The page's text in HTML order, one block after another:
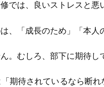
では、良いストレスと
、「成長のため」「本
。むしろ、部下に期待し
期待されているなら断